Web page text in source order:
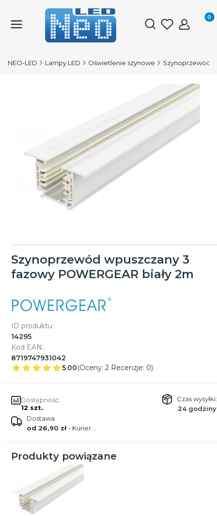
Otwórz
NEO-LED Lampy LED Oświetlenie szynowe Szynoprzewody
Szynoprzewód wpuszczany 3
fazowy POWERGEAR biały 2m
ID produktu:
14295
Kod EAN:
8719747931042
5.00(Oceny: 2 Recenzje: 0)
Dostępność:
12 szt.
Czas wysyłki:
24 godziny
Dostawa
od 26,90 zł- Kurier GLS Poland
Produkty powiązane